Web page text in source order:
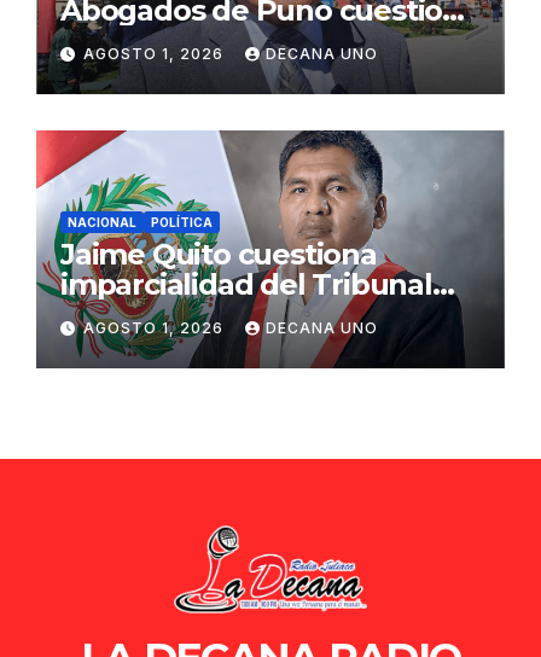
Abogados de Puno cuestiona
propuestas sobre seguridad
ciudadana
AGOSTO 1, 2026 DECANA UNO
NACIONAL POLÍTICA
Jaime Quito cuestiona
imparcialidad del Tribunal
Constitucional tras liberación
de Ollanta Humala
AGOSTO 1, 2026 DECANA UNO